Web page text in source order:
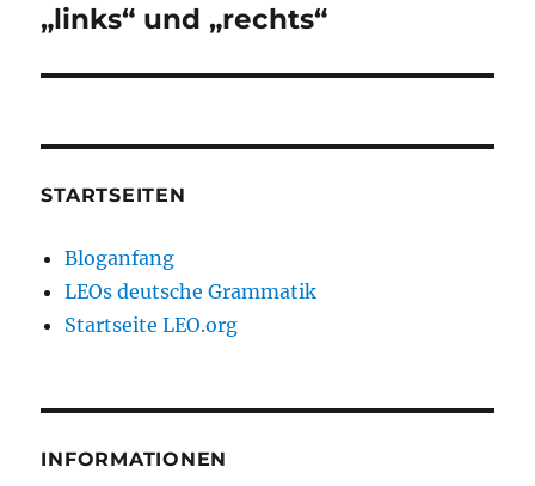
Beitrag:
„links“ und „rechts“
STARTSEITEN
Bloganfang
LEOs deutsche Grammatik
Startseite LEO.org
INFORMATIONEN